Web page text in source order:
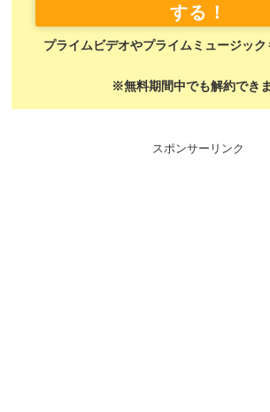
する！
プライムビデオやプライムミュージック
※無料期間中でも解約でき
スポンサーリンク